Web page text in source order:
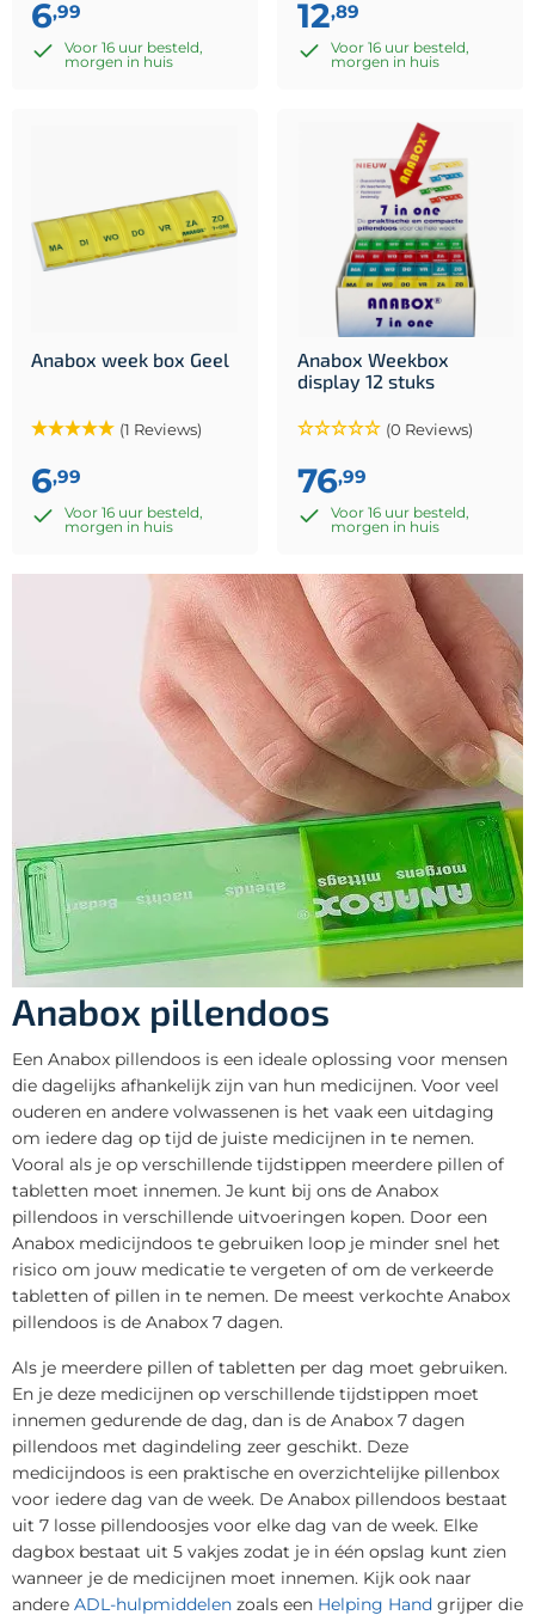
6,99
Voor 16 uur besteld,
morgen in huis
12,89
Voor 16 uur besteld,
morgen in huis
Anabox week box Geel
(1 Reviews)
6,99
Voor 16 uur besteld,
morgen in huis
Anabox Weekbox
display 12 stuks
(0 Reviews)
76,99
Voor 16 uur besteld,
morgen in huis
Anabox pillendoos
Een Anabox pillendoos is een ideale oplossing voor mensen
die dagelijks afhankelijk zijn van hun medicijnen. Voor veel
ouderen en andere volwassenen is het vaak een uitdaging
om iedere dag op tijd de juiste medicijnen in te nemen.
Vooral als je op verschillende tijdstippen meerdere pillen of
tabletten moet innemen. Je kunt bij ons de Anabox
pillendoos in verschillende uitvoeringen kopen. Door een
Anabox medicijndoos te gebruiken loop je minder snel het
risico om jouw medicatie te vergeten of om de verkeerde
tabletten of pillen in te nemen. De meest verkochte Anabox
pillendoos is de Anabox 7 dagen.
Als je meerdere pillen of tabletten per dag moet gebruiken.
En je deze medicijnen op verschillende tijdstippen moet
innemen gedurende de dag, dan is de Anabox 7 dagen
pillendoos met dagindeling zeer geschikt. Deze
medicijndoos is een praktische en overzichtelijke pillenbox
voor iedere dag van de week. De Anabox pillendoos bestaat
uit 7 losse pillendoosjes voor elke dag van de week. Elke
dagbox bestaat uit 5 vakjes zodat je in één opslag kunt zien
wanneer je de medicijnen moet innemen. Kijk ook naar
andere ADL-hulpmiddelen zoals een Helping Hand grijper die